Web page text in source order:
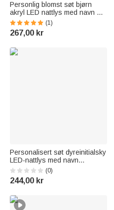
Personlig blomst søt bjørn
akryl LED nattlys med navn og
trebunn Morsdag
Bursdagsgave til mødre barn
(1)
267,00 kr
Personalisert søt dyreinitialsky
LED-nattlys med navn
Barnehagedekorasjon
Bursdagsgave til babyer og
småbarn
(0)
244,00 kr